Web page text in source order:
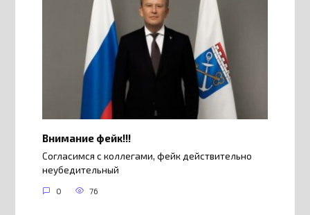
Внимание фейк!!!
Согласимся с коллегами, фейк действительно
неубедительный
0 76